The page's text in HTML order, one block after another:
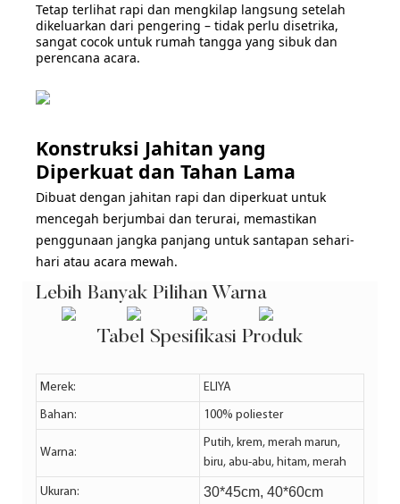
Tetap terlihat rapi dan mengkilap langsung setelah
dikeluarkan dari pengering – tidak perlu disetrika,
sangat cocok untuk rumah tangga yang sibuk dan
perencana acara.
Konstruksi Jahitan yang
Diperkuat dan Tahan Lama
Dibuat dengan jahitan rapi dan diperkuat untuk
mencegah berjumbai dan terurai, memastikan
penggunaan jangka panjang untuk santapan sehari-
hari atau acara mewah.
Lebih Banyak Pilihan Warna
Tabel Spesifikasi Produk
Merek: ELIYA
Bahan: 100% poliester
Warna:
Putih, krem, merah marun,
biru, abu-abu, hitam, merah
Ukuran: 30*45cm, 40*60cm